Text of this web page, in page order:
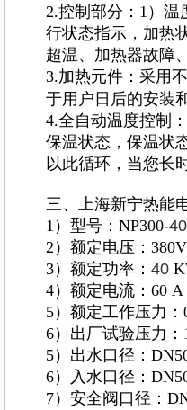
2.控制部分：1）温
行状态指示，加热
超温、加热器故障
3.加热元件：采用
于用户日后的安装
4.全自动温度控制
保温状态，保温状
以此循环，当您长
三、上海新宁热能
1）型号：NP300-40
2）额定电压：380V
3）额定功率： 40
4）额定电流：60 A
5）额定工作压力：
6）出厂试验压力：
5）出水口径：
6）入水口径：
7）安全阀口径：